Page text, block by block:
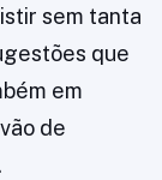
sem tanta
que
em
de